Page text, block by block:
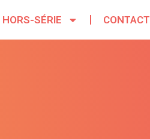
HORS-SÉRIE CONTACT